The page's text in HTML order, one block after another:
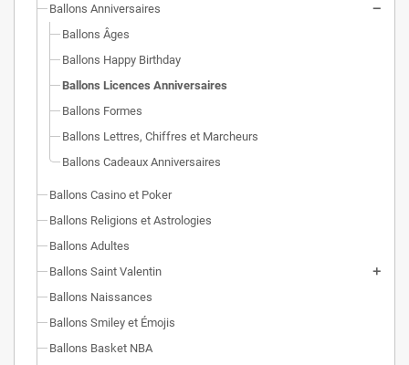
Ballons Anniversaires
Ballons Âges
Ballons Happy Birthday
Ballons Licences Anniversaires
Ballons Formes
Ballons Lettres, Chiffres et Marcheurs
Ballons Cadeaux Anniversaires
Ballons Casino et Poker
Ballons Religions et Astrologies
Ballons Adultes
Ballons Saint Valentin
Ballons Naissances
Ballons Smiley et Émojis
Ballons Basket NBA